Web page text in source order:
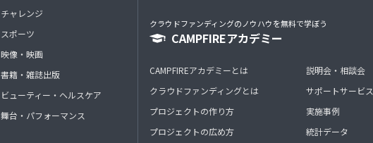
チャレンジ
スポーツ
映像・映画
書籍・雑誌出版
ビューティー・ヘルスケア
舞台・パフォーマンス
クラウドファンディングのノウハウを無料で学ぼう
CAMPFIREアカデミー
CAMPFIREアカデミーとは
クラウドファンディングとは
プロジェクトの作り方
プロジェクトの広め方
説明会・相談会
サポートサービス
実施事例
統計データ